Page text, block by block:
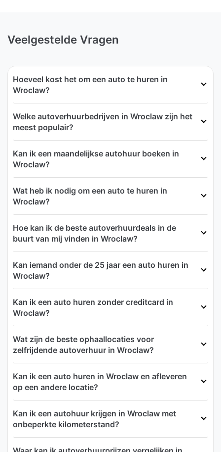
Veelgestelde Vragen
Hoeveel kost het om een auto te huren in
Wroclaw?
Welke autoverhuurbedrijven in Wroclaw zijn het
meest populair?
Kan ik een maandelijkse autohuur boeken in
Wroclaw?
Wat heb ik nodig om een auto te huren in
Wroclaw?
Hoe kan ik de beste autoverhuurdeals in de
buurt van mij vinden in Wroclaw?
Kan iemand onder de 25 jaar een auto huren in
Wroclaw?
Kan ik een auto huren zonder creditcard in
Wroclaw?
Wat zijn de beste ophaallocaties voor
zelfrijdende autoverhuur in Wroclaw?
Kan ik een auto huren in Wroclaw en afleveren
op een andere locatie?
Kan ik een autohuur krijgen in Wroclaw met
onbeperkte kilometerstand?